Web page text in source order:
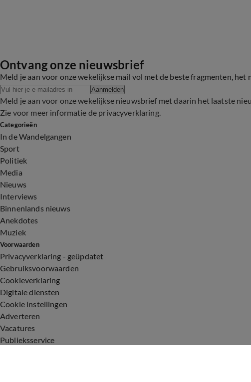
Ontvang onze nieuwsbrief
Meld je aan voor onze wekelijkse mail vol met de beste fragmenten,
Aanmelden
Meld je aan voor onze wekelijkse nieuwsbrief met daarin het laatste
Zie voor meer informatie de privacyverklaring.
Categorieën
In de Wandelgangen
Sport
Politiek
Media
Nieuws
Interviews
Binnenlands nieuws
Anekdotes
Muziek
Voorwaarden
Privacyverklaring - geüpdatet
Gebruiksvoorwaarden
Cookieverklaring
Digitale diensten
Cookie instellingen
Adverteren
Vacatures
Publieksservice